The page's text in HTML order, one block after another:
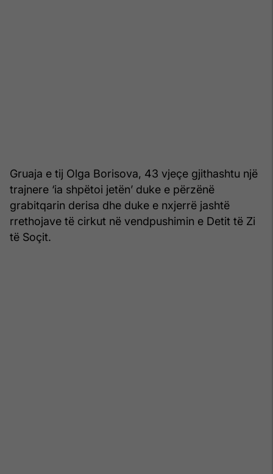
Gruaja e tij Olga Borisova, 43 vjeçe gjithashtu një
trajnere ‘ia shpëtoi jetën’ duke e përzënë
grabitqarin derisa dhe duke e nxjerrë jashtë
rrethojave të cirkut në vendpushimin e Detit të Zi
të Soçit.